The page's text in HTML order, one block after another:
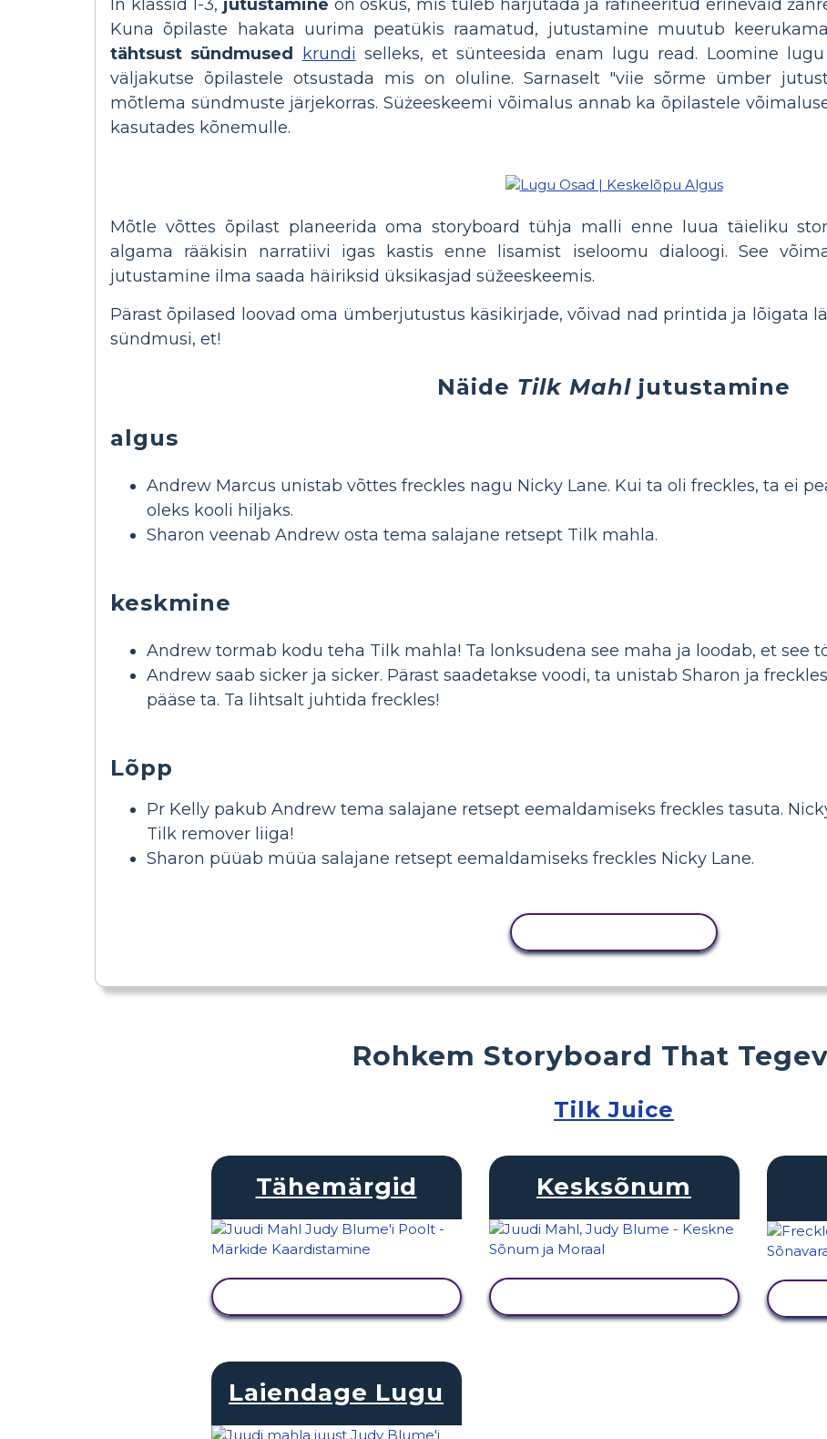
In klassid 1-3, jutustamine on oskus, mis tuleb harjutada ja rafineeritud erinevaid
Kuna õpilaste hakata uurima peatükis raamatud, jutustamine muutub
tähtsust sündmused krundi selleks, et sünteesida enam lugu read. Loomine
väljakutse õpilastele otsustada mis on oluline. Sarnaselt "viie sõrme ümber
mõtlema sündmuste järjekorras. Süżeeskeemi võimalus annab ka õpilastele
kasutades kõnemulle.
Mõtle võttes õpilast planeerida oma storyboard tühja malli enne luua täieliku
algama rääkisin narratiivi igas kastis enne lisamist iseloomu dialoogi. See
jutustamine ilma saada häiriksid üksikasjad süžeeskeemis.
Pärast õpilased loovad oma ümberjutustus käsikirjade, võivad nad printida ja lõigata
sündmusi, et!
Näide Tilk Mahl jutustamine
algus
Andrew Marcus unistab võttes freckles nagu Nicky Lane. Kui ta oli freckles, ta ei
oleks kooli hiljaks.
Sharon veenab Andrew osta tema salajane retsept Tilk mahla.
keskmine
Andrew tormab kodu teha Tilk mahla! Ta lonksudena see maha ja loodab, et see
Andrew saab sicker ja sicker. Pärast saadetakse voodi, ta unistab Sharon ja
pääse ta. Ta lihtsalt juhtida freckles!
Lõpp
Pr Kelly pakub Andrew tema salajane retsept eemaldamiseks freckles tasuta.
Tilk remover liiga!
Sharon püüab müüa salajane retsept eemaldamiseks freckles Nicky Lane.
Rohkem Storyboard That
Tilk Juice
Tähemärgid Kesksõnum
Laiendage Lugu